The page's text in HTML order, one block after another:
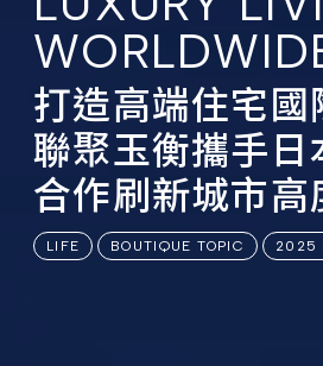
打造高端住宅國
聯聚玉衡攜手日
合作刷新城市高
LIFE BOUTIQUE TOPIC 2025